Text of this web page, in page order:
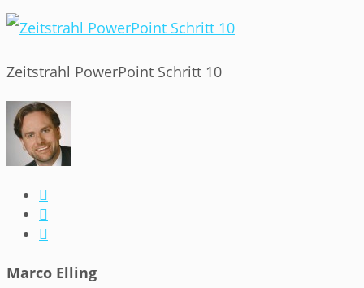
Zeitstrahl PowerPoint Schritt 10



Marco Elling